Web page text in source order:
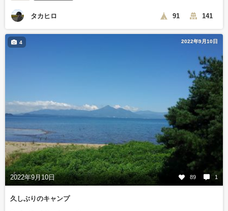
タカヒロ 91 141
2022年9月10日
2022年9月10日 89 1
4
久しぶりのキャンプ